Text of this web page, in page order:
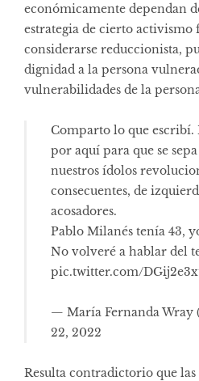
económicamente dependan
estrategia de cierto activismo
considerarse reduccionista,
dignidad a la persona
vulnerabilidades de la
Comparto lo que
por aquí para que se
nuestros ídolos
consecuentes, de
acosadores.
Pablo Milanés tenía 43,
No volveré a hablar del
pic.twitter.com/
— María Fernanda Wray
22, 2022
Resulta contradictorio que las